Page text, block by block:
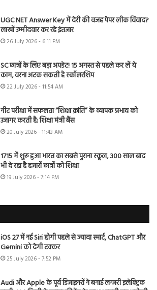
UGC NET Answer Key में देरी की वजह पेपर लीक विवाद?
लाखों उम्मीदवार कर रहे इंतजार
26 July 2026 - 6:11 PM
SC छात्रों के लिए बड़ा अपडेट! 15 अगस्त से पहले कर लें ये
काम, वरना अटक सकती है स्कॉलरशिप
22 July 2026 - 11:54 AM
नीट परीक्षा में सफलता “शिक्षा क्रांति” के व्यापक प्रभाव को
उजागर करती है: शिक्षा मंत्री बैंस
20 July 2026 - 11:43 AM
1715 में शुरू हुआ भारत का सबसे पुराना स्कूल, 300 साल बाद
भी दे रहा है हजारों छात्रों को शिक्षा
19 July 2026 - 7:14 PM
iOS 27 में नई Siri होगी पहले से ज्यादा स्मार्ट, ChatGPT और
Gemini को देगी टक्कर
25 July 2026 - 7:52 PM
Audi और Apple के पूर्व डिजाइनरों ने बनाई लग्जरी इलेक्ट्रिक